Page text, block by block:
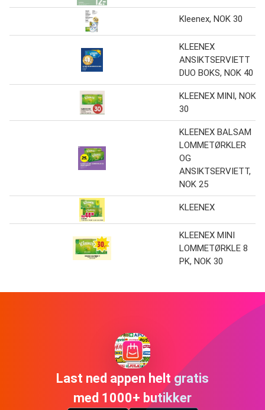
Kleenex, NOK 30
KLEENEX
ANSIKTSERVIETT
DUO BOKS, NOK 40
KLEENEX MINI, NOK
30
KLEENEX BALSAM
LOMMETØRKLER
OG
ANSIKTSERVIETT,
NOK 25
KLEENEX
KLEENEX MINI
LOMMETØRKLE 8
PK, NOK 30
Last ned appen helt gratis
med 1000+ butikker